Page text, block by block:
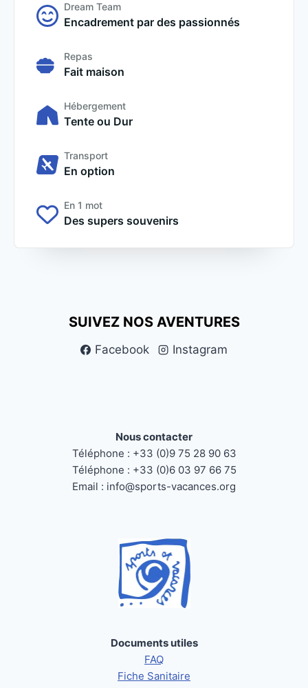
Dream Team
Encadrement par des passionnés
Repas
Fait maison
Hébergement
Tente ou Dur
Transport
En option
En 1 mot
Des supers souvenirs
SUIVEZ NOS AVENTURES
Facebook Instagram
Nous contacter
Téléphone : +33 (0)9 75 28 90 63
Téléphone : +33 (0)6 03 97 66 75
Email : info@sports-vacances.org
Documents utiles
FAQ
Fiche Sanitaire